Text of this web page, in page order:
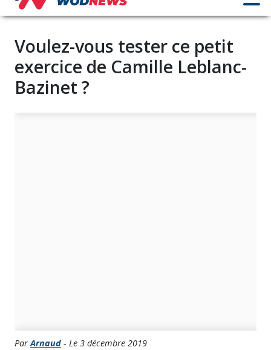
Voulez-vous tester ce petit
exercice de Camille Leblanc-
Bazinet ?
ParArnaud - Le 3 décembre 2019